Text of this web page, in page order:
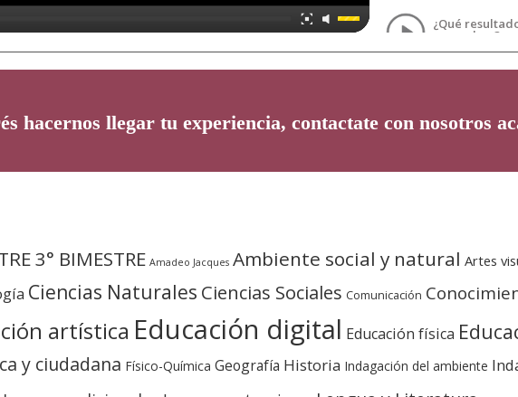
¿Qué
esperaban?
hacernos llegar tu experiencia, contactate con nosotros
3° BIMESTRE Amadeo Jacques Ambiente social y natural Artes
Ciencias Naturales Ciencias Sociales Comunicación
artística Educación digital Educación física
y ciudadana Físico-Química Geografía Historia Indagación del ambiente